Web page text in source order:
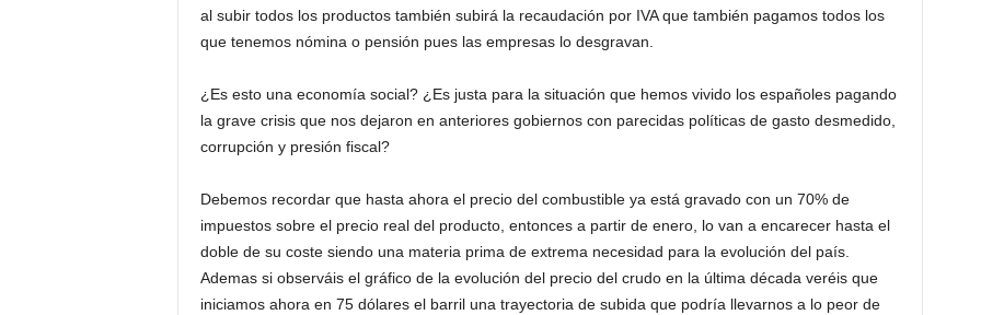
al subir todos los productos también subirá la recaudación por IVA que también pagamos todos los
que tenemos nómina o pensión pues las empresas lo desgravan.
¿Es esto una economía social? ¿Es justa para la situación que hemos vivido los españoles pagando
la grave crisis que nos dejaron en anteriores gobiernos con parecidas políticas de gasto desmedido,
corrupción y presión fiscal?
Debemos recordar que hasta ahora el precio del combustible ya está gravado con un 70% de
impuestos sobre el precio real del producto, entonces a partir de enero, lo van a encarecer hasta el
doble de su coste siendo una materia prima de extrema necesidad para la evolución del país.
Ademas si observáis el gráfico de la evolución del precio del crudo en la última década veréis que
iniciamos ahora en 75 dólares el barril una trayectoria de subida que podría llevarnos a lo peor de